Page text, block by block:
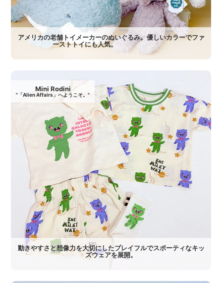
アメリカの老舗トイメーカーのぬいぐるみ。優しいカラーでファ
ーストトイにも人気。
Mini Rodini
"「Alien Affairs」へようこそ。"
動きやすさと想像力を大切にしたプレイフルでスポーティなキッ
ズウェアを展開。